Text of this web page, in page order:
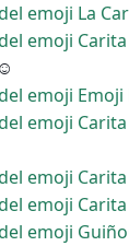
emoji La
emoji
☺
emoji Emoji
emoji
emoji
emoji
emoji Guiño